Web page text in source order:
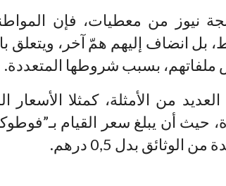
نيوز من معطيات، فإن
بل انضاف إليهم همّ آخر، ويتعلق
من الأمثلة، كمثلا الأسعار
حيث أن يبلغ سعر القيام